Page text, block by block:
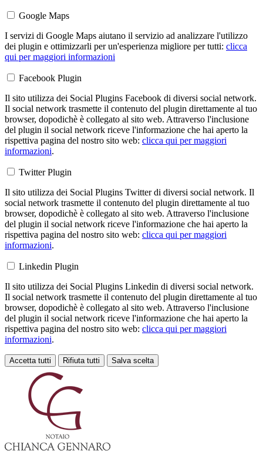
Google Maps
I servizi di Google Maps aiutano il servizio ad analizzare l'utilizzo
dei plugin e ottimizzarli per un'esperienza migliore per tutti: clicca
qui per maggiori informazioni
Facebook Plugin
Il sito utilizza dei Social Plugins Facebook di diversi social network.
Il social network trasmette il contenuto del plugin direttamente al tuo
browser, dopodichè è collegato al sito web. Attraverso l'inclusione
del plugin il social network riceve l'informazione che hai aperto la
rispettiva pagina del nostro sito web: clicca qui per maggiori
informazioni.
Twitter Plugin
Il sito utilizza dei Social Plugins Twitter di diversi social network. Il
social network trasmette il contenuto del plugin direttamente al tuo
browser, dopodichè è collegato al sito web. Attraverso l'inclusione
del plugin il social network riceve l'informazione che hai aperto la
rispettiva pagina del nostro sito web: clicca qui per maggiori
informazioni.
Linkedin Plugin
Il sito utilizza dei Social Plugins Linkedin di diversi social network.
Il social network trasmette il contenuto del plugin direttamente al tuo
browser, dopodichè è collegato al sito web. Attraverso l'inclusione
del plugin il social network riceve l'informazione che hai aperto la
rispettiva pagina del nostro sito web: clicca qui per maggiori
informazioni.
Accetta tutti Rifiuta tutti Salva scelta